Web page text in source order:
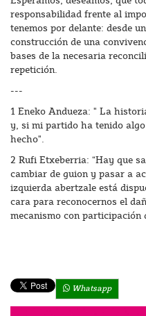
responsabilidad frente al
tenemos por delante: desde
construcción de una
bases de la necesaria
repetición.
---
1 Eneko Andueza: " La
y, si mi partido ha tenido
hecho".
2 Rufi Etxeberria: “Hay que
cambiar de guion y pasar a
izquierda abertzale está
cara para reconocernos el
mecanismo con participación
Whatsapp